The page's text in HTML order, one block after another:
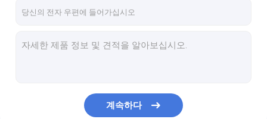
Ro 역오스모스막 소모품
해수 해소화 시스템
계속하다